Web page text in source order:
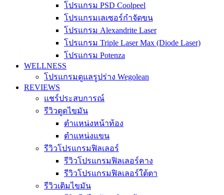
โปรแกรม PSD Coolpeel
โปรแกรมเลเซอร์กำจัดขน
โปรแกรม Alexandrite Laser
โปรแกรม Triple Laser Max (Diode Laser)
โปรแกรม Potenza
WELLNESS
โปรแกรมดูแลรูปร่าง Wegolean
REVIEWS
แชร์ประสบการณ์
รีวิวดูดไขมัน
ตำแหน่งหน้าท้อง
ตำแหน่งแขน
รีวิวโปรแกรมฟิลเลอร์
รีวิวโปรแกรมฟิลเลอร์คาง
รีวิวโปรแกรมฟิลเลอร์ใต้ตา
รีวิวเติมไขมัน